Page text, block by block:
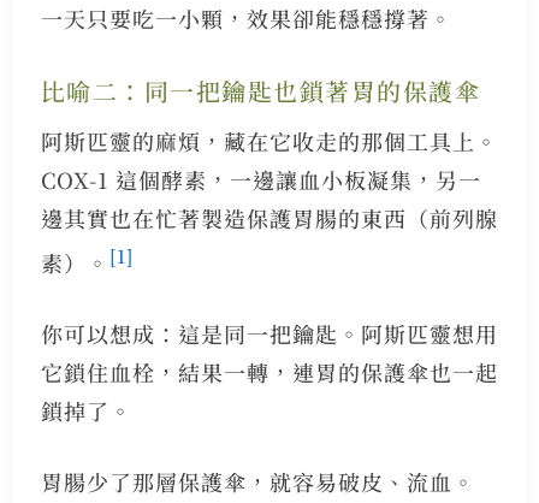
一天只要吃一小顆，效果卻能穩穩撐著。
比喻二：同一把鑰匙也鎖著胃的保護傘
阿斯匹靈的麻煩，藏在它收走的那個工具上。
COX-1 這個酵素，一邊讓血小板凝集，另一
邊其實也在忙著製造保護胃腸的東西（前列腺
素）。 [1]
你可以想成：這是同一把鑰匙。阿斯匹靈想用
它鎖住血栓，結果一轉，連胃的保護傘也一起
鎖掉了。
胃腸少了那層保護傘，就容易破皮、流血。